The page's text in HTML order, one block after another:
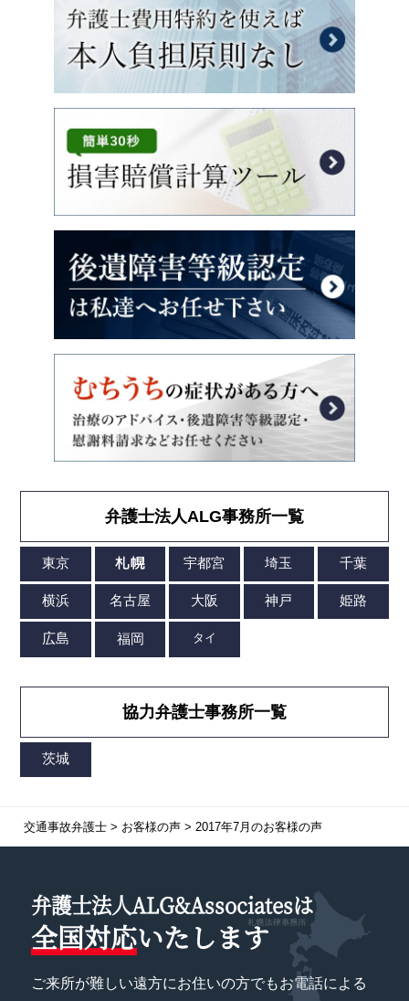
弁護士法人ALG事務所一覧
協力弁護士事務所一覧
交通事故弁護士> お客様の声> 2017年7月のお客様の声
弁護士法人ALG&Associatesは
全国対応いたします
ご来所が難しい遠方にお住いの方でもお電話による